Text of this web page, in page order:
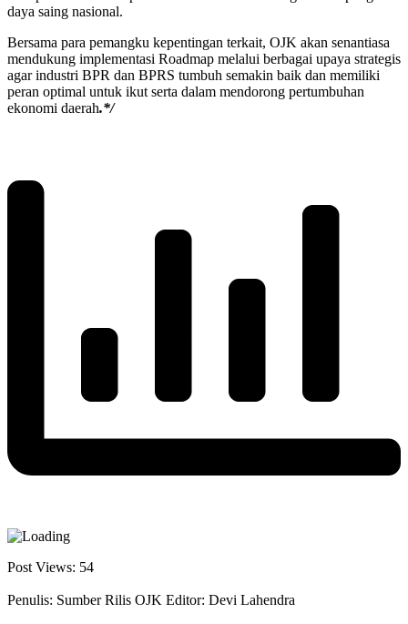
daya saing nasional.
Bersama para pemangku kepentingan terkait, OJK akan senantiasa
mendukung implementasi Roadmap melalui berbagai upaya strategis
agar industri BPR dan BPRS tumbuh semakin baik dan memiliki
peran optimal untuk ikut serta dalam mendorong pertumbuhan
ekonomi daerah.*/
Post Views: 54
Penulis: Sumber Rilis OJK Editor: Devi Lahendra